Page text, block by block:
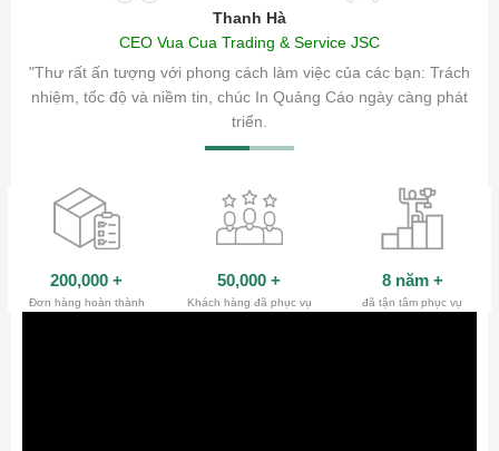
Thanh Hà
CEO Vua Cua Trading & Service JSC
"Thư rất ấn tượng với phong cách làm việc của các bạn: Trách
nhiệm, tốc độ và niềm tin, chúc In Quảng Cáo ngày càng phát
triển.
sóc
200,000 +
Đơn hàng hoàn thành
50,000 +
Khách hàng đã phục vụ
8 năm +
đã tận tâm phục vụ